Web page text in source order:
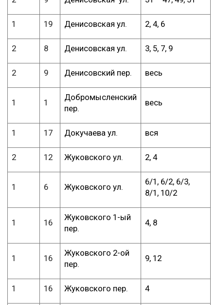
1 19 Денисовская ул. 2, 4, 6
2 8 Денисовская ул. 3, 5, 7, 9
2 9 Денисовский пер. весь
1 1
Добромысленский
пер.
весь
1 17 Докучаева ул. вся
2 12 Жуковского ул. 2, 4
1 6 Жуковского ул.
6/1, 6/2, 6/3,
8/1, 10/2
1 16
Жуковского 1-ый
пер.
4, 8
1 16
Жуковского 2-ой
пер.
9, 12
1 16 Жуковского пер. 4